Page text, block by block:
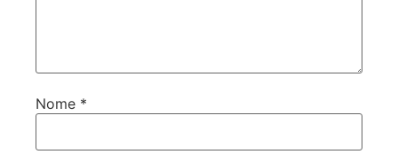
Nome *